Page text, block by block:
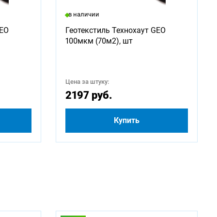
2250
в наличии
Геотекстиль Технохаут GEO
100мкм (70м2), шт
Цена за штуку:
2197 руб.
Купить